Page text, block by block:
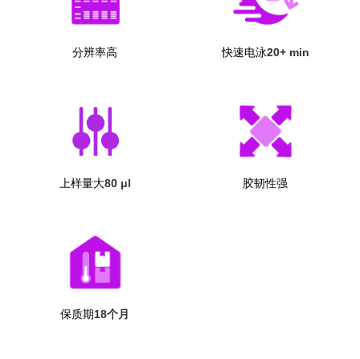
分辨率高 快速电泳20+ min
上样量大80 μl 胶韧性强
保质期18个月